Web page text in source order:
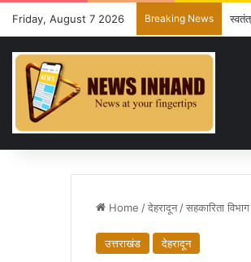
Friday, August 7 2026 Breaking News
Home /देहरादून /सहकारिता
उत्तराखंड देहरादून